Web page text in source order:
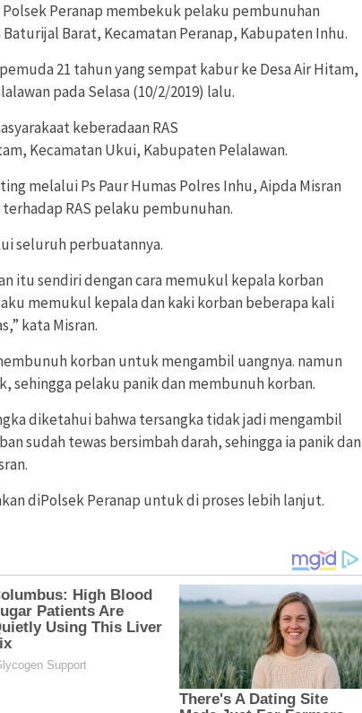
Polsek Peranap membekuk pelaku pembunuhan
Barat, Kecamatan Peranap, Kabupaten Inhu.
21 tahun yang sempat kabur ke Desa Air Hitam,
pada Selasa (10/2/2019) lalu.
keberadaan RAS
Kecamatan Ukui, Kabupaten Pelalawan.
melalui Ps Paur Humas Polres Inhu, Aipda Misran
RAS pelaku pembunuhan.
seluruh perbuatannya.
itu sendiri dengan cara memukul kepala korban
memukul kepala dan kaki korban beberapa kali
kata Misran.
korban untuk mengambil uangnya. namun
sehingga pelaku panik dan membunuh korban.
diketahui bahwa tersangka tidak jadi mengambil
sudah tewas bersimbah darah, sehingga ia panik dan
diPolsek Peranap untuk di proses lebih lanjut.